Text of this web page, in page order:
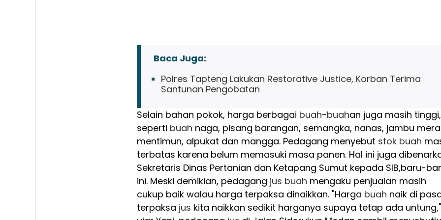
Baca Juga:
Polres Tapteng Lakukan Restorative Justice, Korban Terima
Santunan Pengobatan
Selain bahan pokok, harga berbagai buah-buahan juga masih tinggi,
seperti buah naga, pisang barangan, semangka, nanas, jambu
mentimun, alpukat dan mangga. Pedagang menyebut stok buah
terbatas karena belum memasuki masa panen. Hal ini juga
Sekretaris Dinas Pertanian dan Ketapang Sumut kepada SIB,baru-
ini. Meski demikian, pedagang jus buah mengaku penjualan masih
cukup baik walau harga terpaksa dinaikkan. "Harga buah naik di
terpaksa jus kita naikkan sedikit harganya supaya tetap ada untung,"